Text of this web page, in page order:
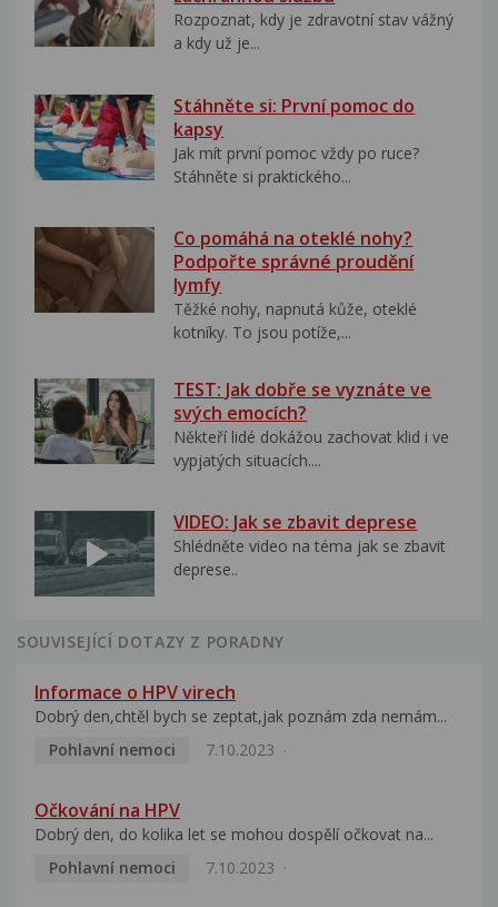
Rozpoznat, kdy je zdravotní stav vážný
a kdy už je...
Stáhněte si: První pomoc do
kapsy
Jak mít první pomoc vždy po ruce?
Stáhněte si praktického...
Co pomáhá na oteklé nohy?
Podpořte správné proudění
lymfy
Těžké nohy, napnutá kůže, oteklé
kotníky. To jsou potíže,...
TEST: Jak dobře se vyznáte ve
svých emocích?
Někteří lidé dokážou zachovat klid i ve
vypjatých situacích....
VIDEO: Jak se zbavit deprese
Shlédněte video na téma jak se zbavit
deprese..
SOUVISEJÍCÍ DOTAZY Z PORADNY
Informace o HPV virech
Dobrý den,chtěl bych se zeptat,jak poznám zda nemám...
Pohlavní nemoci
7.10.2023
Očkování na HPV
Dobrý den, do kolika let se mohou dospělí očkovat na...
Pohlavní nemoci
7.10.2023